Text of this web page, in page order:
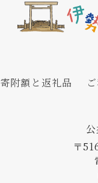
寄附額と返礼品
〒